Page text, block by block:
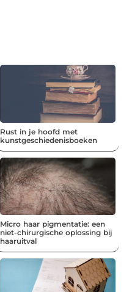
Rust in je hoofd met
kunstgeschiedenisboeken
Micro haar pigmentatie: een
niet-chirurgische oplossing bij
haaruitval